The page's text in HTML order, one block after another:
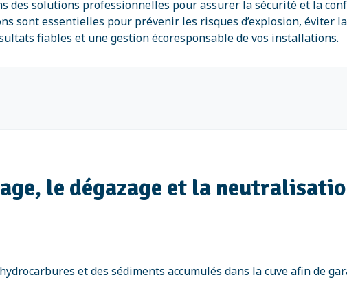
des solutions professionnelles pour assurer la sécurité et la
sont essentielles pour prévenir les risques d’explosion, éviter
fiables et une gestion écoresponsable de vos installations.
le dégazage et la
et des sédiments accumulés dans la cuve afin de